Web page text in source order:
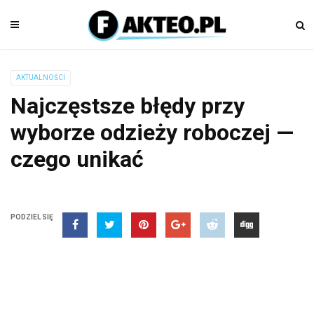
AKTUALNOŚCI
Najczęstsze błędy przy
wyborze odzieży roboczej —
czego unikać
PODZIEL SIĘ